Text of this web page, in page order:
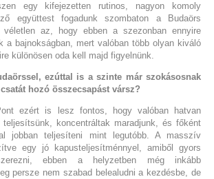
egy kifejezetten rutinos, nagyon komoly
együttest fogadunk szombaton a Budaörs
véletlen az, hogy ebben a szezonban ennyire
a bajnokságban, mert valóban több olyan kiváló
különösen oda kell majd figyelnünk.
ezúttal is a szinte már szokásosnak
hozó összecsapást vársz?
ezért is lesz fontos, hogy valóban hatvan
koncentráltak maradjunk, és főként
jobban teljesíteni mint legutóbb. A masszív
egy jó kapusteljesítménnyel, amiből gyors
ebben a helyzetben még inkább
persze nem szabad belealudni a kezdésbe, de